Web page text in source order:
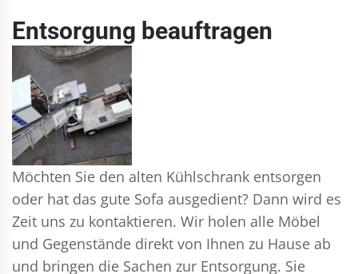
Entsorgung beauftragen
Möchten Sie den alten Kühlschrank entsorgen
oder hat das gute Sofa ausgedient? Dann wird es
Zeit uns zu kontaktieren. Wir holen alle Möbel
und Gegenstände direkt von Ihnen zu Hause ab
und bringen die Sachen zur Entsorgung. Sie